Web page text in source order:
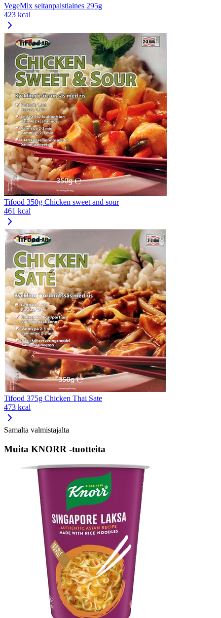
VegeMix seitanpaistiaines 295g
423 kcal
Tifood 350g Chicken sweet and sour
461 kcal
Tifood 375g Chicken Thai Sate
473 kcal
Samalta valmistajalta
Muita KNORR -tuotteita